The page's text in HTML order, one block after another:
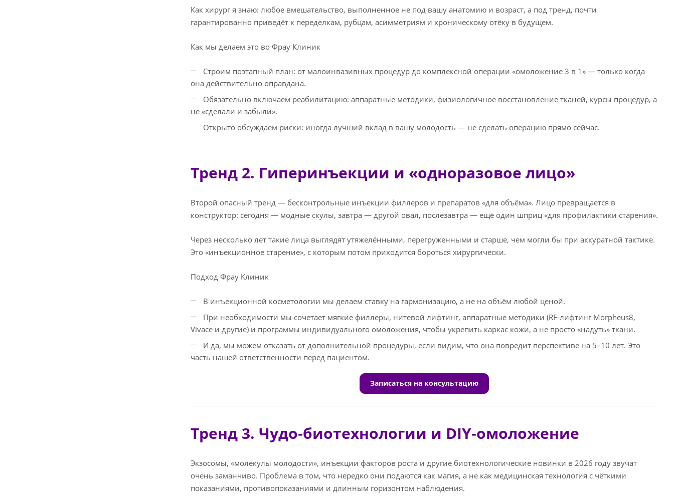
Как хирург я знаю: любое вмешательство, выполненное не под вашу анатомию и возраст, а под тренд, почти
гарантированно приведёт к переделкам, рубцам, асимметриям и хроническому отёку в будущем.
Как мы делаем это во Фрау Клиник
Строим поэтапный план: от малоинвазивных процедур до комплексной операции «омоложение 3 в 1» — только когда
она действительно оправдана.
Обязательно включаем реабилитацию: аппаратные методики, физиологичное восстановление тканей, курсы процедур, а
не «сделали и забыли».
Открыто обсуждаем риски: иногда лучший вклад в вашу молодость — не сделать операцию прямо сейчас.
Тренд 2. Гиперинъекции и «одноразовое лицо»
Второй опасный тренд — бесконтрольные инъекции филлеров и препаратов «для объёма». Лицо превращается в
конструктор: сегодня — модные скулы, завтра — другой овал, послезавтра — ещё один шприц «для профилактики старения».
Через несколько лет такие лица выглядят утяжелёнными, перегруженными и старше, чем могли бы при аккуратной тактике.
Это «инъекционное старение», с которым потом приходится бороться хирургически.
Подход Фрау Клиник
В инъекционной косметологии мы делаем ставку на гармонизацию, а не на объём любой ценой.
При необходимости мы сочетает мягкие филлеры, нитевой лифтинг, аппаратные методики (RF‑лифтинг Morpheus8,
Vivace и другие) и программы индивидуального омоложения, чтобы укрепить каркас кожи, а не просто «надуть» ткани.
И да, мы можем отказать от дополнительной процедуры, если видим, что она повредит перспективе на 5–10 лет. Это
часть нашей ответственности перед пациентом.
Записаться на консультацию
Тренд 3. Чудо‑биотехнологии и DIY‑омоложение
Экзосомы, «молекулы молодости», инъекции факторов роста и другие биотехнологические новинки в 2026 году звучат
очень заманчиво. Проблема в том, что нередко они подаются как магия, а не как медицинская технология с чёткими
показаниями, противопоказаниями и длинным горизонтом наблюдения.